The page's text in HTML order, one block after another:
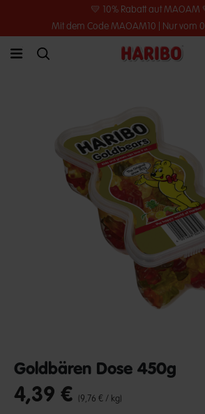
💛 10% Rabatt auf MAOAM
Mit dem Code MAOAM10 | Nur vom
link.header.menu.label
simplesearch.search.label
Goldbären Dose 450g
undefined out of 5 Customer Rating
4,39 € (9,76 € / kg)